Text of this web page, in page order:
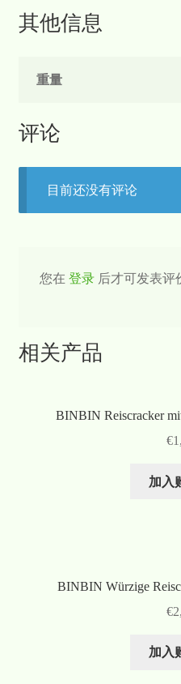
其他信息
重量
评论
目前还没有评论
您在 登录后才可发表评
相关产品
BINBIN Reiscracker
€
加入
BINBIN Würzige
€
加入